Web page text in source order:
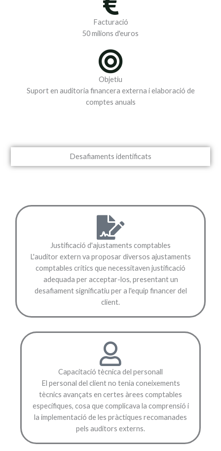
Facturació
50 milions d'euros
Objetiu
Suport en auditoria financera externa i elaboració de
comptes anuals
Desafiaments identificats
Justificació d'ajustaments comptables
L'auditor extern va proposar diversos ajustaments
comptables crítics que necessitaven justificació
adequada per acceptar-los, presentant un
desafiament significatiu per a l'equip financer del
client.
Capacitació tècnica del personall
El personal del client no tenia coneixements
tècnics avançats en certes àrees comptables
específiques, cosa que complicava la comprensió i
la implementació de les pràctiques recomanades
pels auditors externs.